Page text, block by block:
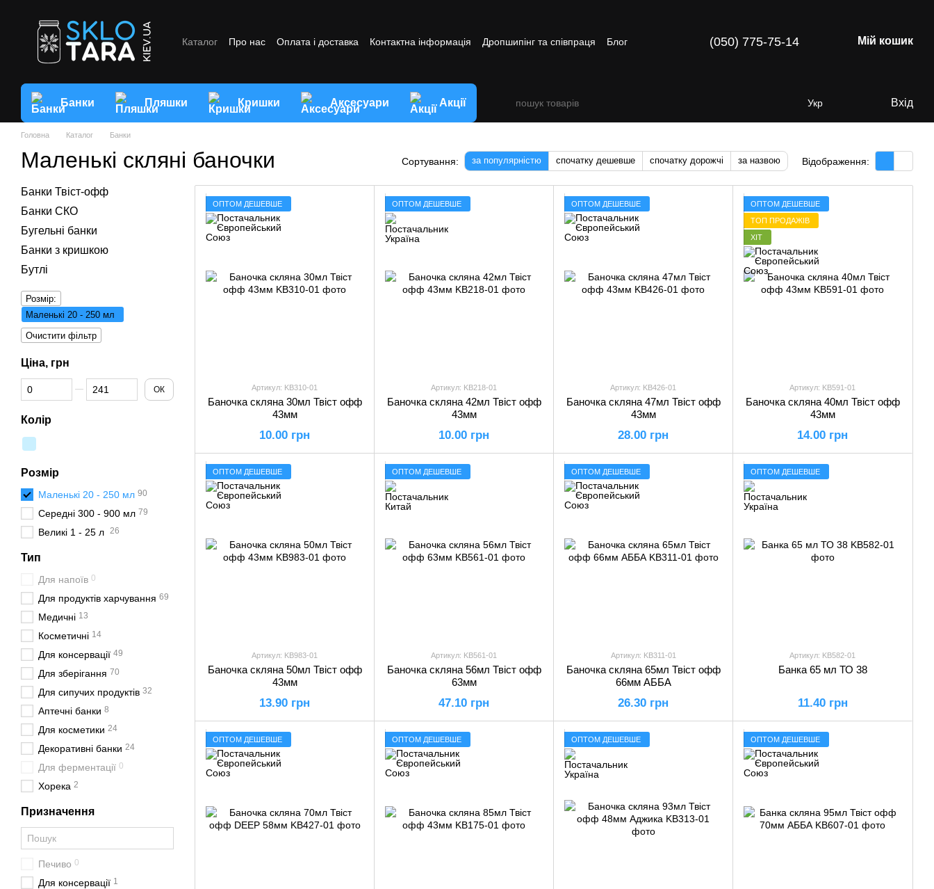
Каталог Про нас Оплата і доставка Контактна інформація Дропшипінг та співпраця
Блог
(050) 775-75-14 Мій кошик
Банки Пляшки Кришки Аксесуари Акції Укр Вхід
Головна Каталог Банки
Маленькі скляні баночки Сортування: за популярністю спочатку дешевше спочатку дорожчі за назвою Відображення:
ОПТОМ ДЕШЕВШЕ
Артикул: KB310-01
Баночка скляна 30мл Твіст офф
43мм
10.00 грн
ОПТОМ ДЕШЕВШЕ
Артикул: KB218-01
Баночка скляна 42мл Твіст офф
43мм
10.00 грн
ОПТОМ ДЕШЕВШЕ
Артикул: KB426-01
Баночка скляна 47мл Твіст офф
43мм
28.00 грн
ОПТОМ ДЕШЕВШЕ
ТОП ПРОДАЖІВ
ХІТ
Артикул: KB591-01
Баночка скляна 40мл Твіст офф
43мм
14.00 грн
ОПТОМ ДЕШЕВШЕ
Артикул: KB983-01
Баночка скляна 50мл Твіст офф
43мм
13.90 грн
ОПТОМ ДЕШЕВШЕ
Артикул: KB561-01
Баночка скляна 56мл Твіст офф
63мм
47.10 грн
ОПТОМ ДЕШЕВШЕ
Артикул: KB311-01
Баночка скляна 65мл Твіст офф
66мм АББА
26.30 грн
ОПТОМ ДЕШЕВШЕ
Артикул: KB582-01
Банка 65 мл ТО 38
11.40 грн
ОПТОМ ДЕШЕВШЕ ОПТОМ ДЕШЕВШЕ ОПТОМ ДЕШЕВШЕ ОПТОМ ДЕШЕВШЕ
Банки Твіст-офф
Банки СКО
Бугельні банки
Банки з кришкою
Бутлі
Розмір:
Маленькі 20 - 250 мл
Очистити фільтр
Ціна, грн
Від Ціна, грн
До Ціна, грн ОК
Колір
Розмір
Маленькі 20 - 250 мл 90
Середні 300 - 900 мл 79
Великі 1 - 25 л 26
Тип
Для напоїв 0
Для продуктів харчування 69
Медичні 13
Косметичні 14
Для консервації 49
Для зберігання 70
Для сипучих продуктів 32
Аптечні банки 8
Для косметики 24
Декоративні банки 24
Для ферментації 0
Хорека 2
Призначення
Печиво 0
Для консервації 1